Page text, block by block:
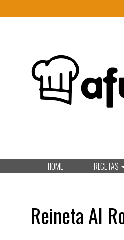
HOME RECETAS
Reineta Al